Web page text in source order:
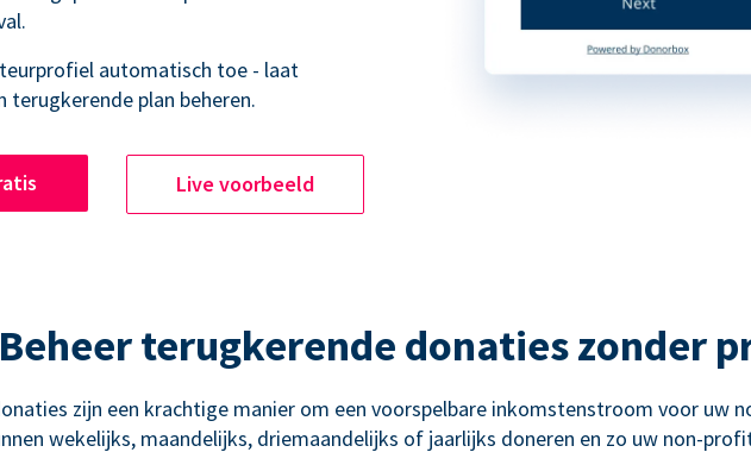
automatisch toe - laat
terugkerende plan beheren.
Live voorbeeld
Beheer terugkerende donaties zonder
zijn een krachtige manier om een voorspelbare inkomstenstroom voor uw
wekelijks, maandelijks, driemaandelijks of jaarlijks doneren en zo uw non-